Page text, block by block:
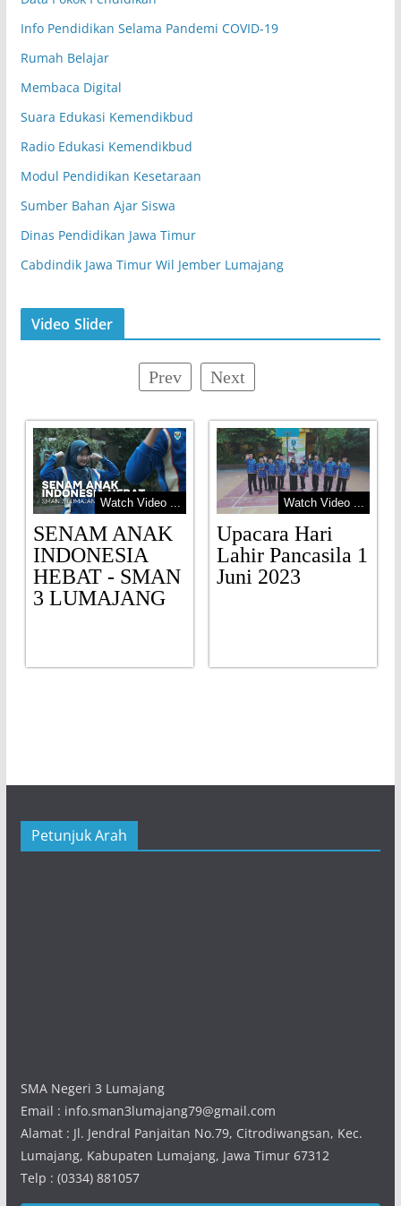
Info Pendidikan Selama Pandemi COVID-19
Rumah Belajar
Membaca Digital
Suara Edukasi Kemendikbud
Radio Edukasi Kemendikbud
Modul Pendidikan Kesetaraan
Sumber Bahan Ajar Siswa
Dinas Pendidikan Jawa Timur
Cabdindik Jawa Timur Wil Jember Lumajang
Video Slider
Prev Next
Watch Video ...
SENAM ANAK
INDONESIA
HEBAT - SMAN
3 LUMAJANG
Watch Video ...
Upacara Hari
Lahir Pancasila 1
Juni 2023
Petunjuk Arah
SMA Negeri 3 Lumajang
Email : info.sman3lumajang79@gmail.com
Alamat : Jl. Jendral Panjaitan No.79, Citrodiwangsan, Kec.
Lumajang, Kabupaten Lumajang, Jawa Timur 67312
Telp : (0334) 881057